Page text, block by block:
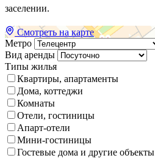
заселении.
Смотреть на карте
Метро
Вид аренды
Типы жилья
Квартиры, апартаменты
Дома, коттеджи
Комнаты
Отели, гостиницы
Апарт-отели
Мини-гостиницы
Гостевые дома и другие объекты